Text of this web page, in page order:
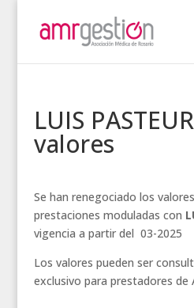
LUIS
valores
Se han renegociado los
prestaciones moduladas con
vigencia a partir del 03-2025
Los valores pueden ser
exclusivo para prestadores de